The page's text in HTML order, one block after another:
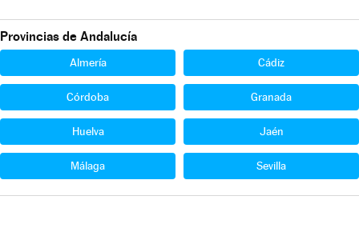
Provincias de Andalucía
Almería Cádiz
Córdoba Granada
Huelva Jaén
Málaga Sevilla